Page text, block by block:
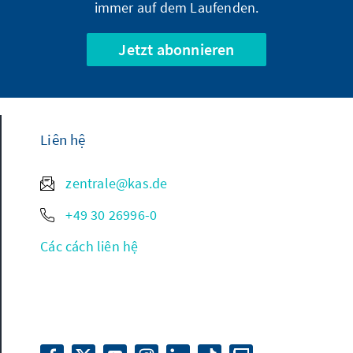
immer auf dem Laufenden.
Jetzt abonnieren
Liên hệ
zentrale@kas.de
+49 30 26996-0
Các cách liên hệ